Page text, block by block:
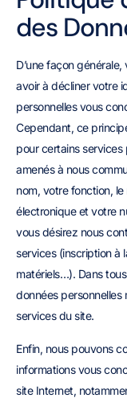
des
D’une façon
avoir à décliner votre
personnelles vous
Cependant, ce
pour certains
amenés à nous
nom, votre fonction,
électronique et votre
vous désirez nous
services (inscription à
matériels…). Dans
données personnelles
services du site.
Enfin, nous pouvons
informations vous
site Internet,